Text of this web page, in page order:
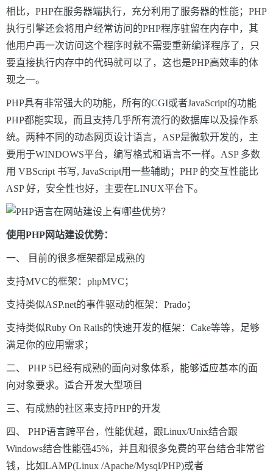
相比，PHP在服务器端执行，充分利用了服务器的性能；PHP
执行引擎还会将用户经常访问的PHP程序驻留在内存中，其
他用户再一次访问这个程序时就不需要重新编译程序了，只
要直接执行内存中的代码就可以了，这也是PHP高效率的体
现之一。
PHP具有非常强大的功能，所有的CGI或者JavaScript的功能
PHP都能实现，而且支持几乎所有流行的数据库以及操作系
统。两种不同的动态网页设计语言，ASP是微软开发的，主
要用于WINDOWS平台，编写格式和语言不一样。ASP 多数
用 VBScript 书写, JavaScript用一些辅助；PHP 的交互性能比
ASP 好，安全性也好，主要在LINUX平台下。
使用PHP网站建设优势：
一、 目前的很多框架都是成熟的
支持MVC的框架：phpMVC；
支持类似ASP.net的事件驱动的框架：Prado；
支持类似Ruby On Rails的快速开发的框架：Cake等等，足够
满足你的应用需求；
二、 PHP 5已经有成熟的面向对象体系，能够适应基本的面
向对象要求。适合开发大型项目
三、有成熟的社区来支持PHP的开发
四、 PHP语言跨平台，性能优越，跟Linux/Unix结合跟
Windows结合性能强45%，并且和很多免费的平台结合非常省
钱，比如LAMP(Linux /Apache/Mysql/PHP)或者